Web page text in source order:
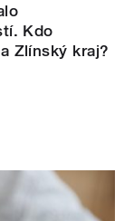
Kdo
Zlínský kraj?